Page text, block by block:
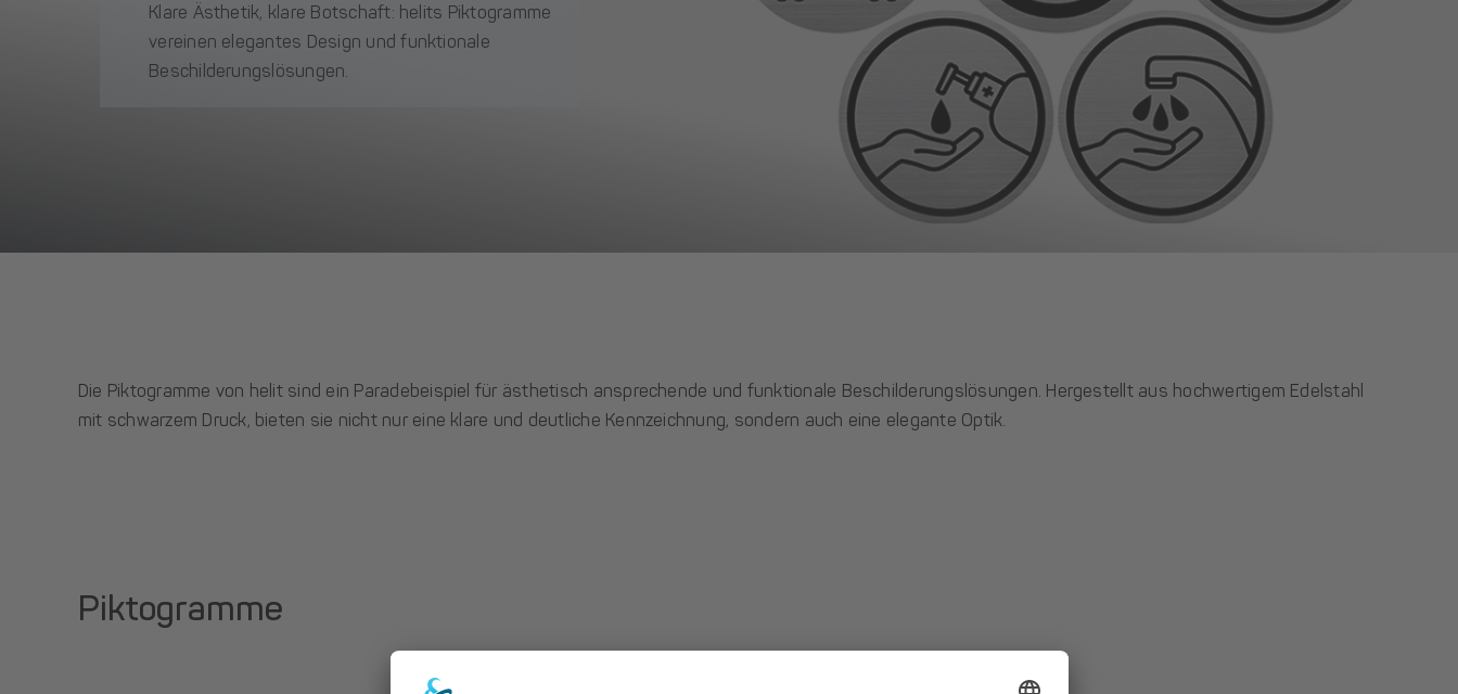
Klare Ästhetik, klare Botschaft: helits Piktogramme
vereinen elegantes Design und funktionale
Beschilderungslösungen.
Die Piktogramme von helit sind ein Paradebeispiel für ästhetisch ansprechende und funktionale Beschilderungslösungen. Hergestellt aus hochwertigem Edelstahl
mit schwarzem Druck, bieten sie nicht nur eine klare und deutliche Kennzeichnung, sondern auch eine elegante Optik.
Piktogramme